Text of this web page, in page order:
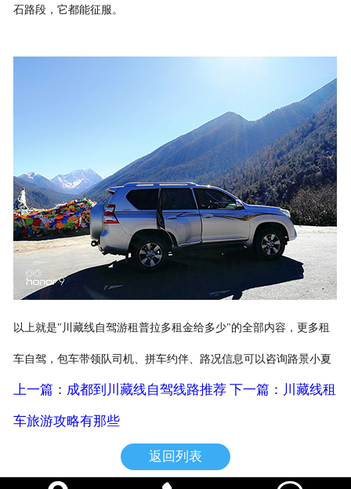
石路段，它都能征服。
以上就是"川藏线自驾游租普拉多租金给多少"的全部内容，更多租
车自驾，包车带领队司机、拼车约伴、路况信息可以咨询路景小夏
上一篇：成都到川藏线自驾线路推荐 下一篇：川藏线租
车旅游攻略有那些
返回列表